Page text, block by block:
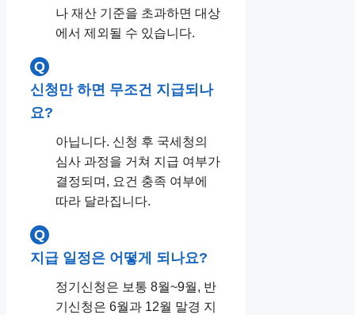
나 재산 기준을 초과하면 대상
에서 제외될 수 있습니다.
Q
신청만 하면 무조건 지급되나
요?
아닙니다. 신청 후 국세청의
심사 과정을 거쳐 지급 여부가
결정되며, 요건 충족 여부에
따라 달라집니다.
Q
지급 일정은 어떻게 되나요?
정기신청은 보통 8월~9월, 반
기신청은 6월과 12월 말경 지